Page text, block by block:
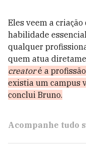
Eles veem a
habilidade
qualquer
quem atua
creatoré a
existia um campus
conclui Bruno.
Acompanhe tudo